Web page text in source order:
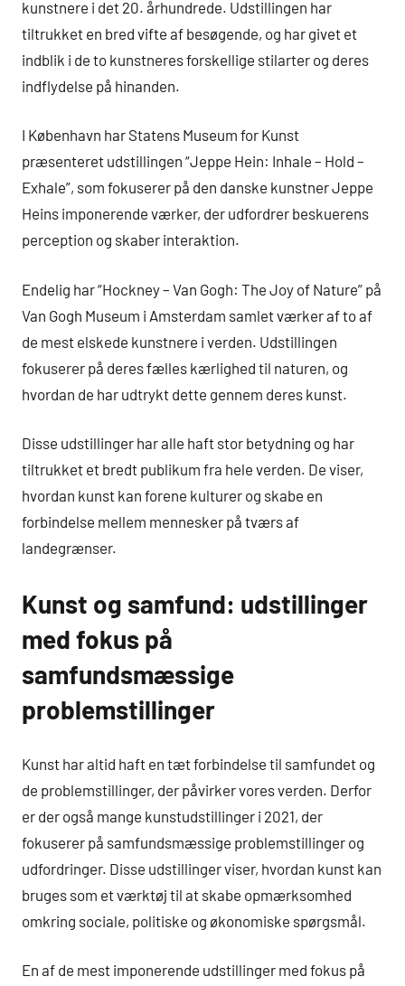
kunstnere i det 20. århundrede. Udstillingen har
tiltrukket en bred vifte af besøgende, og har givet et
indblik i de to kunstneres forskellige stilarter og deres
indflydelse på hinanden.
I København har Statens Museum for Kunst
præsenteret udstillingen “Jeppe Hein: Inhale – Hold –
Exhale”, som fokuserer på den danske kunstner Jeppe
Heins imponerende værker, der udfordrer beskuerens
perception og skaber interaktion.
Endelig har “Hockney – Van Gogh: The Joy of Nature” på
Van Gogh Museum i Amsterdam samlet værker af to af
de mest elskede kunstnere i verden. Udstillingen
fokuserer på deres fælles kærlighed til naturen, og
hvordan de har udtrykt dette gennem deres kunst.
Disse udstillinger har alle haft stor betydning og har
tiltrukket et bredt publikum fra hele verden. De viser,
hvordan kunst kan forene kulturer og skabe en
forbindelse mellem mennesker på tværs af
landegrænser.
Kunst og samfund: udstillinger
med fokus på
samfundsmæssige
problemstillinger
Kunst har altid haft en tæt forbindelse til samfundet og
de problemstillinger, der påvirker vores verden. Derfor
er der også mange kunstudstillinger i 2021, der
fokuserer på samfundsmæssige problemstillinger og
udfordringer. Disse udstillinger viser, hvordan kunst kan
bruges som et værktøj til at skabe opmærksomhed
omkring sociale, politiske og økonomiske spørgsmål.
En af de mest imponerende udstillinger med fokus på